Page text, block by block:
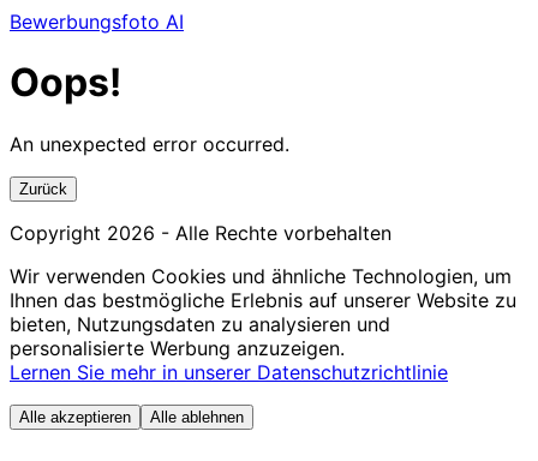
Bewerbungsfoto AI
Oops!
An unexpected error occurred.
Zurück
Copyright 2026 - Alle Rechte vorbehalten
Wir verwenden Cookies und ähnliche Technologien, um
Ihnen das bestmögliche Erlebnis auf unserer Website zu
bieten, Nutzungsdaten zu analysieren und
personalisierte Werbung anzuzeigen.
Lernen Sie mehr in unserer Datenschutzrichtlinie
Alle akzeptieren Alle ablehnen